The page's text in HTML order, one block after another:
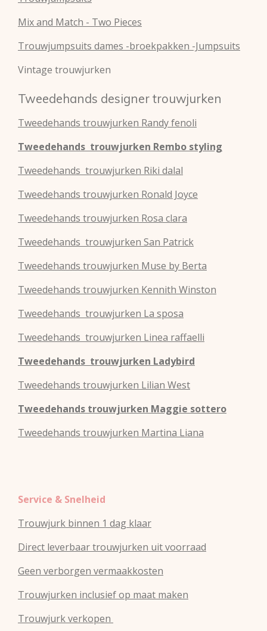
Mix and Match - Two Pieces
Trouwjumpsuits dames -broekpakken -Jumpsuits
Vintage trouwjurken
Tweedehands designer trouwjurken
Tweedehands trouwjurken Randy fenoli
Tweedehands trouwjurken Rembo styling
Tweedehands trouwjurken Riki dalal
Tweedehands trouwjurken Ronald Joyce
Tweedehands trouwjurken Rosa clara
Tweedehands trouwjurken San Patrick
Tweedehands trouwjurken Muse by Berta
Tweedehands trouwjurken Kennith Winston
Tweedehands trouwjurken La sposa
Tweedehands trouwjurken Linea raffaelli
Tweedehands trouwjurken Ladybird
Tweedehands trouwjurken Lilian West
Tweedehands trouwjurken Maggie sottero
Tweedehands trouwjurken Martina Liana
Service & Snelheid
Trouwjurk binnen 1 dag klaar
Direct leverbaar trouwjurken uit voorraad
Geen verborgen vermaakkosten
Trouwjurken inclusief op maat maken
Trouwjurk verkopen